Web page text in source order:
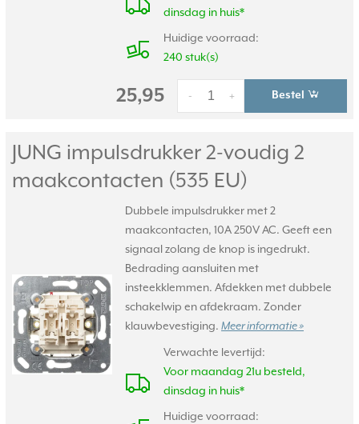
dinsdag in huis*
Huidige voorraad:
240 stuk(s)
25,95 +
- Bestel
JUNG impulsdrukker 2-voudig 2
maakcontacten (535 EU)
Dubbele impulsdrukker met 2
maakcontacten, 10A 250V AC. Geeft een
signaal zolang de knop is ingedrukt.
Bedrading aansluiten met
insteekklemmen. Afdekken met dubbele
schakelwip en afdekraam. Zonder
klauwbevestiging. Meer informatie »
Verwachte levertijd:
Voor maandag 21u besteld,
dinsdag in huis*
Huidige voorraad: